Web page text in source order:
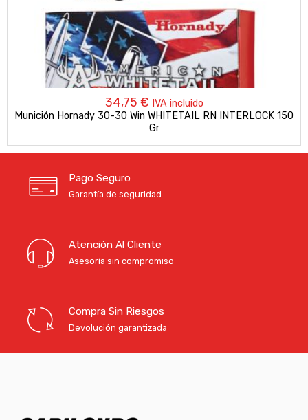
34,75 € IVA incluido
Munición Hornady 30-30 Win WHITETAIL RN INTERLOCK 150
Gr
Pago Seguro
Garantía de seguridad
Atención Al Cliente
Asesoría sin compromiso
Compra Sin Riesgos
Devolución garantizada